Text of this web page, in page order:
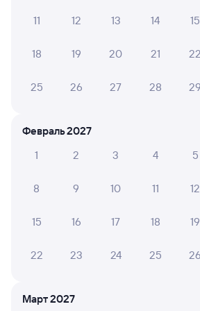
6 причин купить ж/д билеты
Онлайн-покупка за 4 минуты
Подробные ответы на вопросы о
10 ЕЛЕНА С.
Ехала в 17 вагоне Все понравилось
устраивает Мне понравилось!
11 12 13 14 15
18 19 20 21 22
25 26 27 28 29
Февраль 2027
1
2 3 4 5
8 9 10 11 12
15 16 17 18 19
22 23 24 25 26
Март 2027